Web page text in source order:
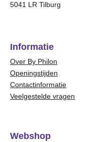
5041 LR Tilburg
Informatie
Over By Philon
Openingstijden
Contactinformatie
Veelgestelde vragen
Webshop